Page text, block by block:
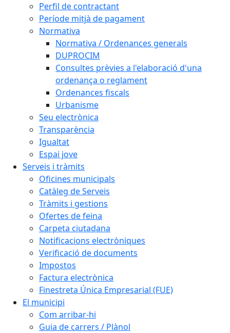
Perfil de contractant
Període mitjà de pagament
Normativa
Normativa / Ordenances generals
DUPROCIM
Consultes prèvies a l'elaboració d'una
ordenança o reglament
Ordenances fiscals
Urbanisme
Seu electrònica
Transparència
Igualtat
Espai jove
Serveis i tràmits
Oficines municipals
Catàleg de Serveis
Tràmits i gestions
Ofertes de feina
Carpeta ciutadana
Notificacions electròniques
Verificació de documents
Impostos
Factura electrònica
Finestreta Única Empresarial (FUE)
El municipi
Com arribar-hi
Guia de carrers / Plànol